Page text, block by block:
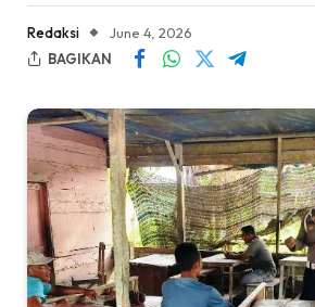
Redaksi
June 4, 2026
BAGIKAN